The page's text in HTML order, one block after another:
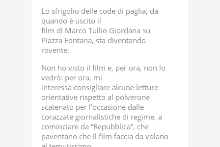
Lo sfrigolio delle code di paglia, da
quando è uscito il
film di Marco Tullio Giordana su
Piazza Fontana, sta diventando
rovente.
Non ho visto il film e, per ora, non lo
vedrò: per ora, mi
interessa consigliare alcune letture
orientative rispetto al polverone
scatenato per l’occasione dalle
corazzate giornalistiche di regime, a
cominciare da “Repubblica”, che
paventano che il film faccia da volano